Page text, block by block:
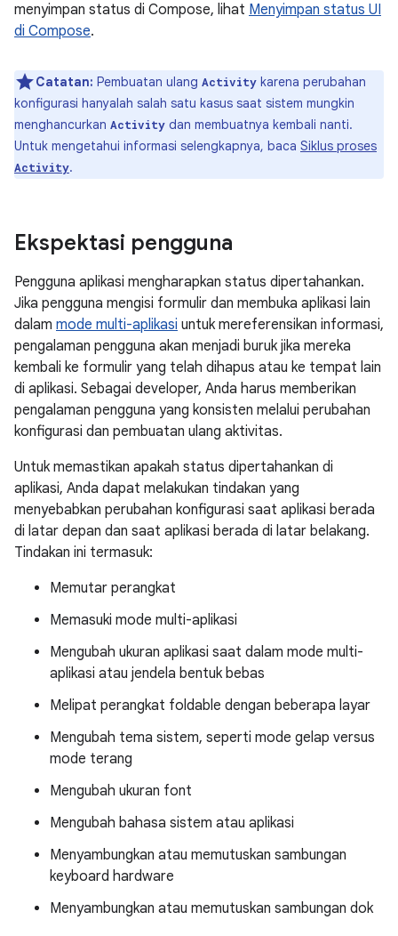
menyimpan status di Compose, lihat Menyimpan status UI
di Compose.
Catatan: Pembuatan ulang Activity karena perubahan
konfigurasi hanyalah salah satu kasus saat sistem mungkin
menghancurkan Activity dan membuatnya kembali nanti.
Untuk mengetahui informasi selengkapnya, baca Siklus proses
Activity.
Ekspektasi pengguna
Pengguna aplikasi mengharapkan status dipertahankan.
Jika pengguna mengisi formulir dan membuka aplikasi lain
dalam mode multi-aplikasi untuk mereferensikan informasi,
pengalaman pengguna akan menjadi buruk jika mereka
kembali ke formulir yang telah dihapus atau ke tempat lain
di aplikasi. Sebagai developer, Anda harus memberikan
pengalaman pengguna yang konsisten melalui perubahan
konfigurasi dan pembuatan ulang aktivitas.
Untuk memastikan apakah status dipertahankan di
aplikasi, Anda dapat melakukan tindakan yang
menyebabkan perubahan konfigurasi saat aplikasi berada
di latar depan dan saat aplikasi berada di latar belakang.
Tindakan ini termasuk:
Memutar perangkat
Memasuki mode multi-aplikasi
Mengubah ukuran aplikasi saat dalam mode multi-
aplikasi atau jendela bentuk bebas
Melipat perangkat foldable dengan beberapa layar
Mengubah tema sistem, seperti mode gelap versus
mode terang
Mengubah ukuran font
Mengubah bahasa sistem atau aplikasi
Menyambungkan atau memutuskan sambungan
keyboard hardware
Menyambungkan atau memutuskan sambungan dok